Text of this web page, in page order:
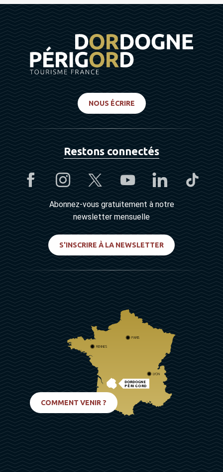
NOUS ÉCRIRE
Restons connectés
Abonnez-vous gratuitement à notre
newsletter mensuelle
S'INSCRIRE À LA NEWSLETTER
DORDOGNE
PÉRIGORD
PARIS
RENNES
LYON
COMMENT VENIR ?